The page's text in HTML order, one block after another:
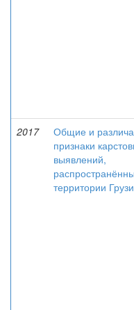
2017
Общие и
признаки
выявлений,
территории